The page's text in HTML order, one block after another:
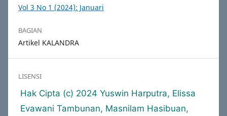
Vol 3 No 1 (2024): Januari
BAGIAN
Artikel KALANDRA
LISENSI
Hak Cipta (c) 2024 Yuswin Harputra, Elissa
Evawani Tambunan, Masnilam Hasibuan,